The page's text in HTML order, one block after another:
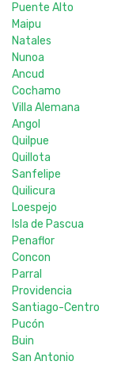
Puente Alto
Maipu
Natales
Nunoa
Ancud
Cochamo
Villa Alemana
Angol
Quilpue
Quillota
Sanfelipe
Quilicura
Loespejo
Isla de Pascua
Penaflor
Concon
Parral
Providencia
Santiago-Centro
Pucón
Buin
San Antonio